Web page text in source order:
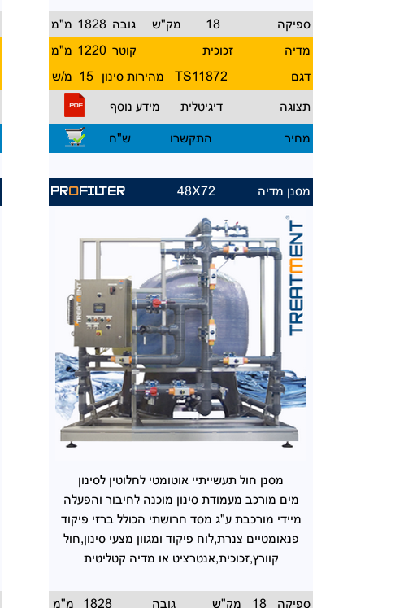
מ"מ 1828 גובה מק"ש 18
ספיקה
מ"מ 1220 קוטר זכוכית
מדיה
מ/ש 15 מהירות סינון TS11872 דגם
מידע נוסף דיגיטלית תצוגה
ש"ח התקשרו מחיר
PROFILTER 48X72 מסנן מדיה
מסנן חול תעשייתיי אוטומטי לחלוטין לסינון
מים מורכב מעמודת סינון מוכנה לחיבור והפעלה
מיידי מורכבת ע"ג מסד חרושתי הכולל ברזי פיקוד
פנאומטיים צנרת,לוח פיקוד ומגוון מצעי סינון,חול
קוורץ,זכוכית,אנטרציט או מדיה קטליטית
מ"מ 1828 גובה מק"ש 18 ספיקה